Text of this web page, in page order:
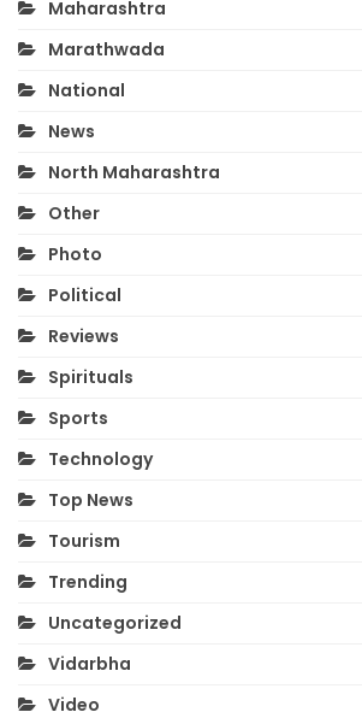
Maharashtra
Marathwada
National
News
North Maharashtra
Other
Photo
Political
Reviews
Spirituals
Sports
Technology
Top News
Tourism
Trending
Uncategorized
Vidarbha
Video